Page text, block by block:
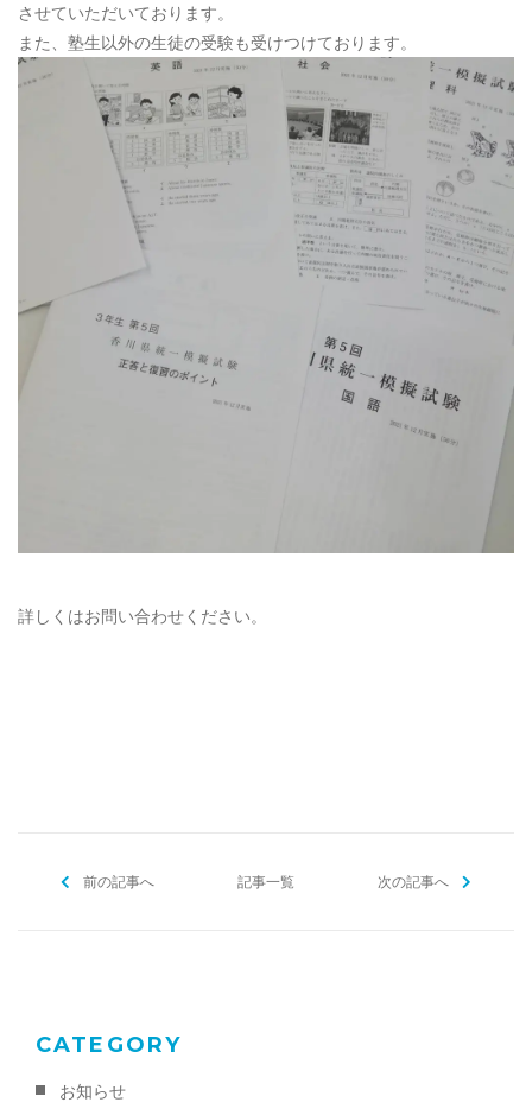
させていただいております。
また、塾生以外の生徒の受験も受けつけております。
詳しくはお問い合わせください。
前の記事へ 記事一覧 次の記事へ
CATEGORY
お知らせ